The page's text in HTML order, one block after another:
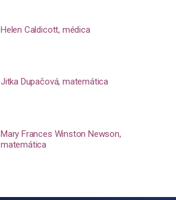
Helen Caldicott, médica
Jitka Dupačová, matemática
Mary Frances Winston Newson,
matemática